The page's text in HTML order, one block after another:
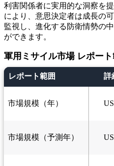
利害関係者に実用的な洞察を
により、意思決定者は成長の
監視し、進化する防衛情勢の
ができます。
軍用ミサイル市場 レポート
レポート範囲 詳
市場規模（年）
市場規模（予測年）